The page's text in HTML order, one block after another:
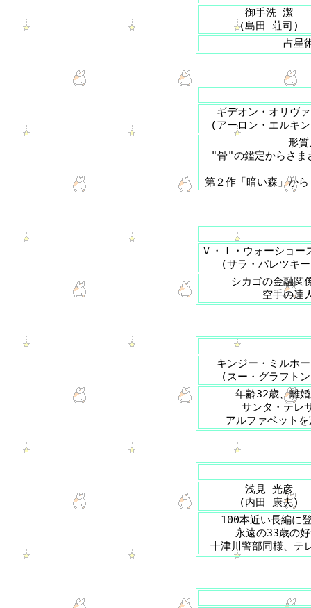
御手洗 潔
(島田 荘司)
占星
ギデオン・オリヴ
(アーロン・エルキ
形
"骨"の鑑定からさま
第２作「暗い森」か
Ｖ・Ｉ・ウォーショー
(サラ・パレツキ
シカゴの金融関
空手の達
キンジー・ミルホ
(スー・グラフト
年齢32歳、離
サンタ・テレ
アルファベット
浅見 光彦
(内田 康夫)
100本近い長編に
永遠の33歳の
十津川警部同様、テ